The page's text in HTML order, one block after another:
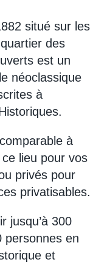
situé sur les
des
est un
néoclassique
à
à
lieu pour vos
privés pour
privatisables.
jusqu’à 300
personnes en
et